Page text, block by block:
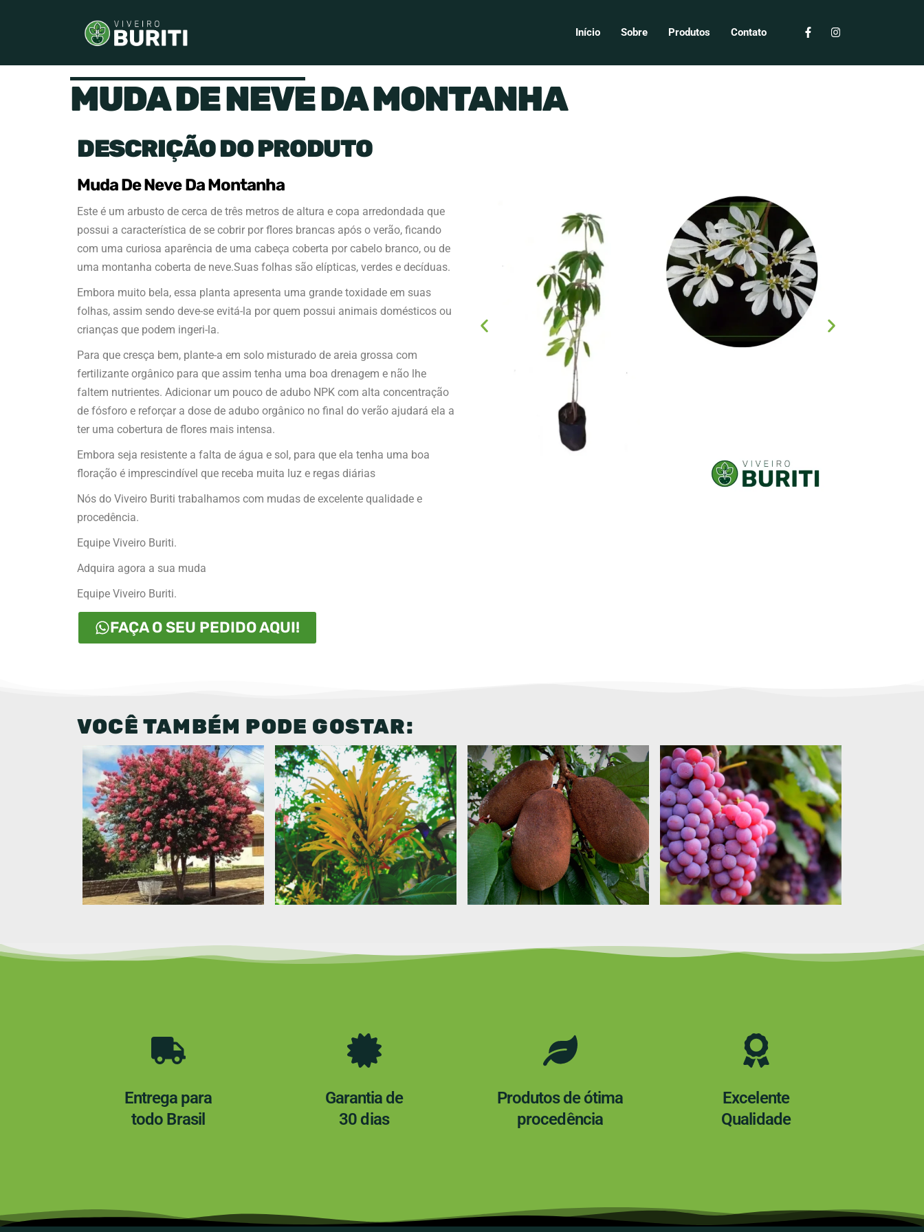
Início Sobre Produtos Contato
MUDA DE NEVE DA MONTANHA
DESCRIÇÃO DO PRODUTO
Muda De Neve Da Montanha
Este é um arbusto de cerca de três metros de altura e copa arredondada que
possui a característica de se cobrir por flores brancas após o verão, ficando
com uma curiosa aparência de uma cabeça coberta por cabelo branco, ou de
uma montanha coberta de neve.Suas folhas são elípticas, verdes e decíduas.
Embora muito bela, essa planta apresenta uma grande toxidade em suas
folhas, assim sendo deve-se evitá-la por quem possui animais domésticos ou
crianças que podem ingeri-la.
Para que cresça bem, plante-a em solo misturado de areia grossa com
fertilizante orgânico para que assim tenha uma boa drenagem e não lhe
faltem nutrientes. Adicionar um pouco de adubo NPK com alta concentração
de fósforo e reforçar a dose de adubo orgânico no final do verão ajudará ela a
ter uma cobertura de flores mais intensa.
Embora seja resistente a falta de água e sol, para que ela tenha uma boa
floração é imprescindível que receba muita luz e regas diárias
Nós do Viveiro Buriti trabalhamos com mudas de excelente qualidade e
procedência.
Equipe Viveiro Buriti.
Adquira agora a sua muda
Equipe Viveiro Buriti.
FAÇA O SEU PEDIDO AQUI!
VOCÊ TAMBÉM PODE GOSTAR:
Entrega para
todo Brasil
Garantia de
30 dias
Produtos de ótima
procedência
Excelente
Qualidade